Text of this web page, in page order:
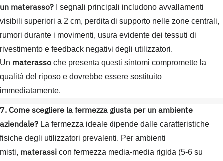
un materasso? I segnali principali includono avvallamenti
visibili superiori a 2 cm, perdita di supporto nelle zone centrali,
rumori durante i movimenti, usura evidente dei tessuti di
rivestimento e feedback negativi degli utilizzatori.
Un materasso che presenta questi sintomi compromette la
qualità del riposo e dovrebbe essere sostituito
immediatamente.
7. Come scegliere la fermezza giusta per un ambiente
aziendale? La fermezza ideale dipende dalle caratteristiche
fisiche degli utilizzatori prevalenti. Per ambienti
misti, materassi con fermezza media-media rigida (5-6 su